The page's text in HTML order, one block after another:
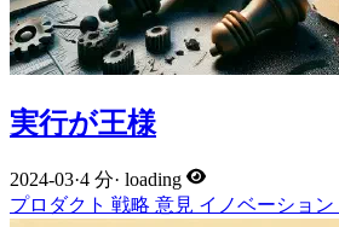
実行が王様
2024-03·4 分· loading
プロダクト 戦略 意見 イノベーション